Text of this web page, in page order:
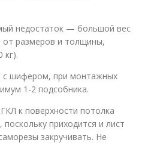
недостаток — большой вес
от размеров и толщины,
кг).
с шифером, при монтажных
1-2 подсобника.
к поверхности потолка
приходится и лист
закручивать. Не